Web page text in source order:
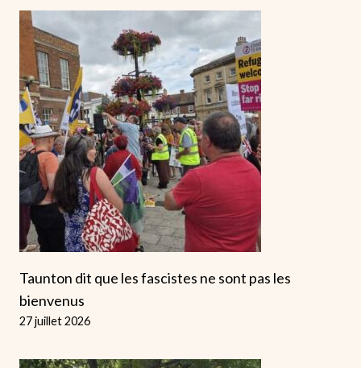
Taunton dit que les fascistes ne sont pas les
bienvenus
27 juillet 2026